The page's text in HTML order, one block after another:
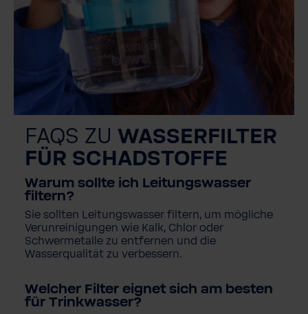
FAQS ZU WASSERFILTER
FÜR SCHADSTOFFE
Warum sollte ich Leitungswasser
filtern?
Sie sollten Leitungswasser filtern, um mögliche
Verunreinigungen wie Kalk, Chlor oder
Schwermetalle zu entfernen und die
Wasserqualität zu verbessern.
Welcher Filter eignet sich am besten
für Trinkwasser?